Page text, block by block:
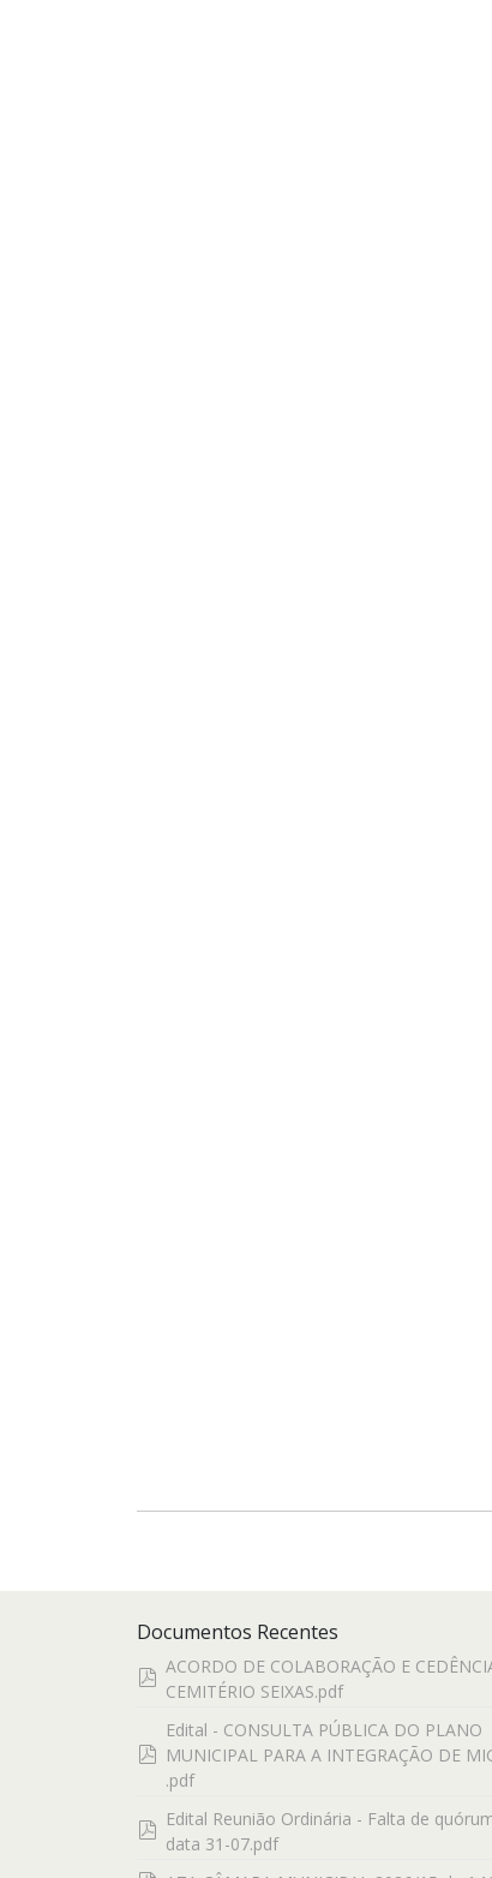
Documentos Recentes
pdf
ACORDO DE COLABORAÇÃO E
CEMITÉRIO SEIXAS.pdf
pdf
Edital - CONSULTA PÚBLICA DO PLANO
MUNICIPAL PARA A INTEGRAÇÃO DE
.pdf
pdf
Edital Reunião Ordinária - Falta de
data 31-07.pdf